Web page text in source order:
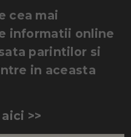
cea mai
informatii online
parintilor si
in aceasta
>>